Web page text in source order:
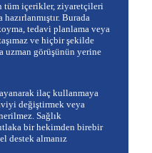
tüm içerikler, ziyaretçileri
Burada
tedavi planlama veya
ve hiçbir şekilde
uzman görüşünün yerine
ilaç kullanmaya
değiştirmek veya
Sağlık
bir hekimden birebir
destek almanız